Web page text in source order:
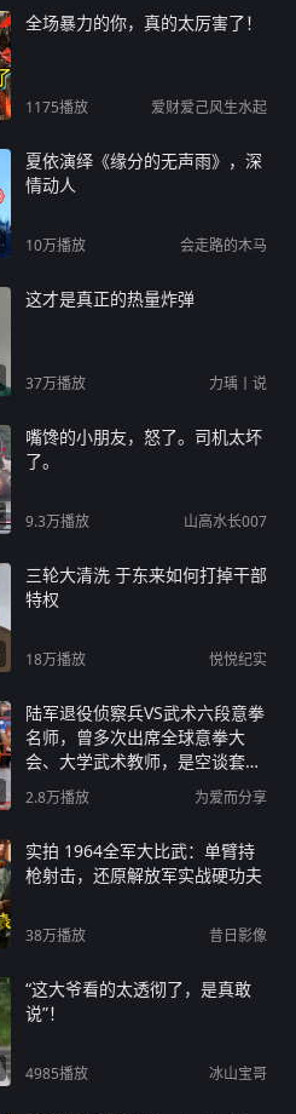
全场暴力的你，真的太厉害了！
1175播放 爱财爱己风生水起
夏依演绎《缘分的无声雨》，深
情动人
10万播放 会走路的木马
这才是真正的热量炸弹
37万播放 力瑀丨说
嘴馋的小朋友，怒了。司机太坏
了。
9.3万播放 山高水长007
三轮大清洗 于东来如何打掉干部
特权
18万播放 悦悦纪实
陆军退役侦察兵VS武术六段意拳
名师，曾多次出席全球意拳大
会、大学武术教师，是空谈套路
还是实战高手？
2.8万播放 为爱而分享
实拍 1964全军大比武：单臂持
枪射击，还原解放军实战硬功夫
38万播放 昔日影像
“这大爷看的太透彻了，是真敢
说”！
4985播放 冰山宝哥